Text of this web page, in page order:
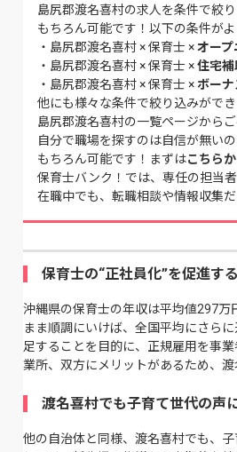
島尻郡渡名喜村の求人を条件で絞
もちろん可能です！以下の条件が
・ 島尻郡渡名喜村 × 保育士 ×オープ
・ 島尻郡渡名喜村 × 保育士 ×住宅
・ 島尻郡渡名喜村 × 保育士 ×ボー
他にも様々な条件で絞り込みがで
島尻郡渡名喜村の一覧ページから
自分で職場を探すのは自信が無い
もちろん可能です！まずはこちら
保育士バンク！では、専任の担当
在職中でも、転職相談や情報収集
保育士の“正社員化”を促進す
沖縄県の保育士の年収は平均値297
まま順調にいけば、全国平均にさら
足することを目的に、正規雇用を事
業所、双方にメリットがあるため、
渡名喜村でも子育て世代の声
他の自治体と同様、渡名喜村でも、